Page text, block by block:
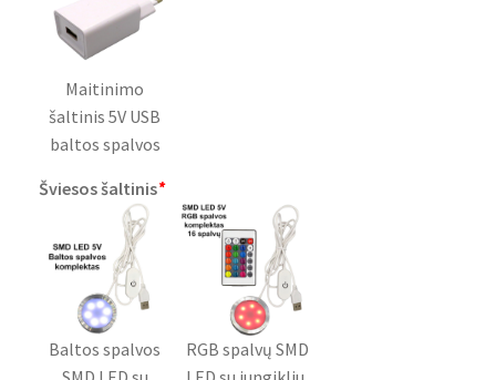
Maitinimo
šaltinis 5V USB
baltos spalvos
Šviesos šaltinis*
Baltos spalvos
RGB spalvų SMD